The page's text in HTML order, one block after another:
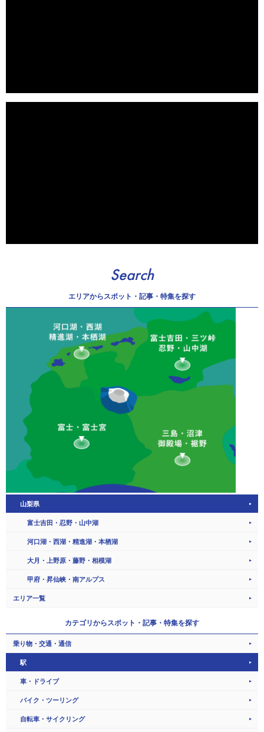
Search
エリアからスポット・記事・特集を探す
山梨県
富士吉田・忍野・山中湖
河口湖・西湖・精進湖・本栖湖
大月・上野原・藤野・相模湖
甲府・昇仙峡・南アルプス
エリア一覧
カテゴリから スポット・記事・特集を探す
乗り物・交通・通信
駅
車・ドライブ
バイク・ツーリング
自転車・サイクリング